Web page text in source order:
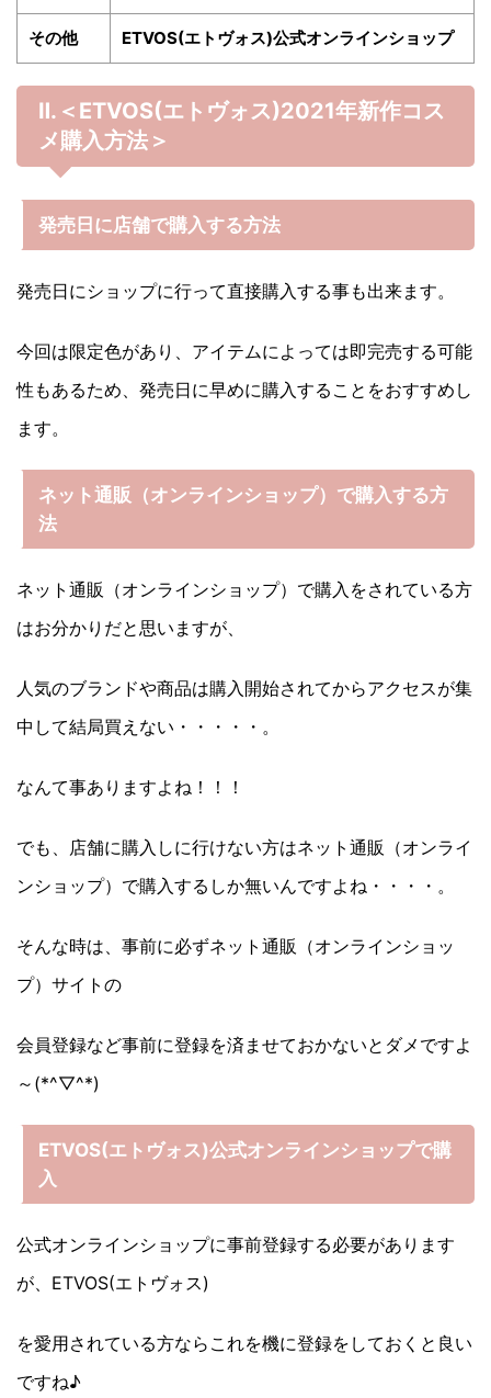
その他 ETVOS(エトヴォス)公式オンラインショップ
Ⅱ.＜ETVOS(エトヴォス)2021年新作コス
メ購入方法＞
発売日に店舗で購入する方法
発売日にショップに行って直接購入する事も出来ます。
今回は限定色があり、アイテムによっては即完売する可能
性もあるため、発売日に早めに購入することをおすすめし
ます。
ネット通販（オンラインショップ）で購入する方
法
ネット通販（オンラインショップ）で購入をされている方
はお分かりだと思いますが、
人気のブランドや商品は購入開始されてからアクセスが集
中して結局買えない・・・・・。
なんて事ありますよね！！！
でも、店舗に購入しに行けない方はネット通販（オンライ
ンショップ）で購入するしか無いんですよね・・・・。
そんな時は、事前に必ずネット通販（オンラインショッ
プ）サイトの
会員登録など事前に登録を済ませておかないとダメですよ
～(*^▽^*)
ETVOS(エトヴォス)公式オンラインショップで購
入
公式オンラインショップに事前登録する必要があります
が、ETVOS(エトヴォス)
を愛用されている方ならこれを機に登録をしておくと良い
ですね♪